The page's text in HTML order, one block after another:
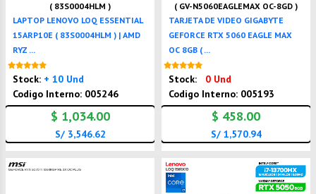
( 83S0004HLM )
LAPTOP LENOVO LOQ ESSENTIAL
15ARP10E ( 83S0004HLM ) | AMD
RYZ ...
Stock: + 10 Und
Codigo Interno: 005246
$ 1,034.00
S/ 3,546.62
( GV-N5060EAGLEMAX OC-8GD )
TARJETA DE VIDEO GIGABYTE
GEFORCE RTX 5060 EAGLE MAX
OC 8GB ( ...
Stock:
0 Und
Codigo Interno: 005193
$ 458.00
S/ 1,570.94